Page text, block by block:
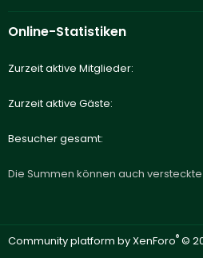
Online-Statistiken
Zurzeit aktive Mitglieder
Zurzeit aktive Gäste
Besucher gesamt
Die Summen können auch
Community platform by XenForo® ©